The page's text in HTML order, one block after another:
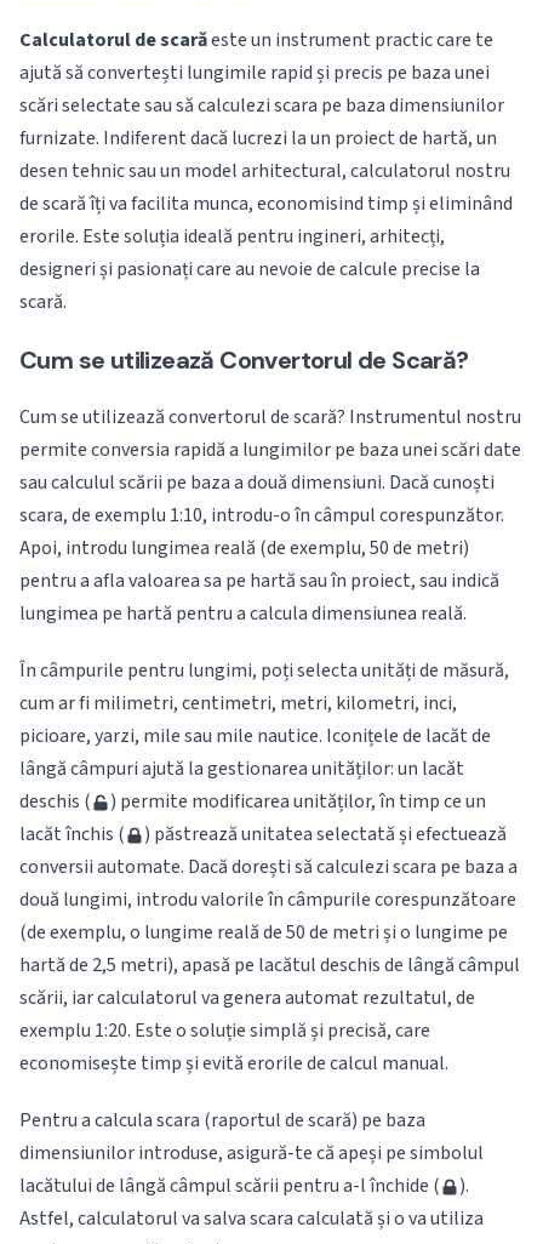
Calculatorul de scarăeste un instrument practic care te
ajută să convertești lungimile rapid și precis pe baza unei
scări selectate sau să calculezi scara pe baza dimensiunilor
furnizate. Indiferent dacă lucrezi la un proiect de hartă, un
desen tehnic sau un model arhitectural, calculatorul nostru
de scară îți va facilita munca, economisind timp și eliminând
erorile. Este soluția ideală pentru ingineri, arhitecți,
designeri și pasionați care au nevoie de calcule precise la
scară.
Cum se utilizează Convertorul de Scară?
Cum se utilizează convertorul de scară? Instrumentul nostru
permite conversia rapidă a lungimilor pe baza unei scări date
sau calculul scării pe baza a două dimensiuni. Dacă cunoști
scara, de exemplu 1:10, introdu-o în câmpul corespunzător.
Apoi, introdu lungimea reală (de exemplu, 50 de metri)
pentru a afla valoarea sa pe hartă sau în proiect, sau indică
lungimea pe hartă pentru a calcula dimensiunea reală.
În câmpurile pentru lungimi, poți selecta unități de măsură,
cum ar fi milimetri, centimetri, metri, kilometri, inci,
picioare, yarzi, mile sau mile nautice. Iconițele de lacăt de
lângă câmpuri ajută la gestionarea unităților: un lacăt
deschis (
) permite modificarea unităților, în timp ce un
lacăt închis (
) păstrează unitatea selectată și efectuează
conversii automate. Dacă dorești să calculezi scara pe baza a
două lungimi, introdu valorile în câmpurile corespunzătoare
(de exemplu, o lungime reală de 50 de metri și o lungime pe
hartă de 2,5 metri), apasă pe lacătul deschis de lângă câmpul
scării, iar calculatorul va genera automat rezultatul, de
exemplu 1:20. Este o soluție simplă și precisă, care
economisește timp și evită erorile de calcul manual.
Pentru a calcula scara (raportul de scară) pe baza
dimensiunilor introduse, asigură-te că apeși pe simbolul
lacătului de lângă câmpul scării pentru a-l închide (
).
Astfel, calculatorul va salva scara calculată și o va utiliza